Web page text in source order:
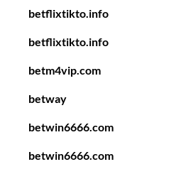
betflixtikto.info
betflixtikto.info
betm4vip.com
betway
betwin6666.com
betwin6666.com